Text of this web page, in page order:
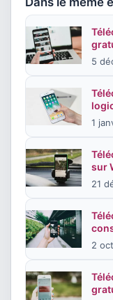
5
1
sur
21
2